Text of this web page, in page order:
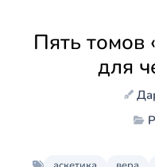
Пять томов
для